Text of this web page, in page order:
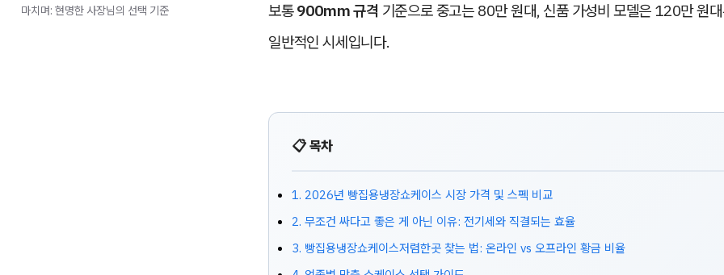
보통900mm 규격 기준으로 중고는 80만 원대, 신품 가성비 모델은 120만 원
일반적인 시세입니다.
📋 목차
1. 2026년 빵집용냉장쇼케이스 시장 가격 및 스펙 비교
2. 무조건 싸다고 좋은 게 아닌 이유: 전기세와 직결되는 효율
3. 빵집용냉장쇼케이스저렴한곳 찾는 법: 온라인 vs 오프라인 황금 비율
마치며: 현명한 사장님의 선택 기준